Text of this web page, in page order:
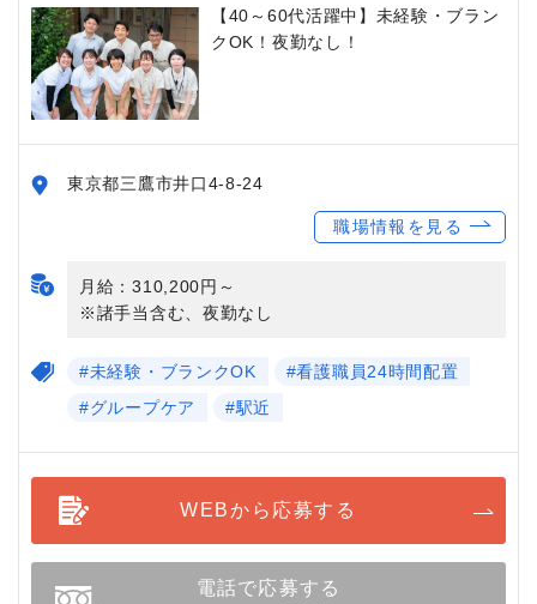
【40～60代活躍中】未経験・ブラン
クOK！夜勤なし！
東京都三鷹市井口4-8-24
職場情報を見る
月給：310,200円～
※諸手当含む、夜勤なし
#未経験・ブランクOK
#看護職員24時間配置
#グループケア
#駅近
WEBから応募する
電話で応募する